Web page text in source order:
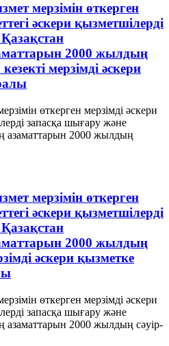
мерзімін өткерген
әскери қызметшілерді
2000 жылдың
мерзімді әскери
өткерген мерзімді әскери
запасқа шығару және
азаматтарын 2000 жылдың
мерзімін өткерген
әскери қызметшілерді
2000 жылдың
әскери қызметке
өткерген мерзімді әскери
запасқа шығару және
азаматтарын 2000 жылдың сәуір-